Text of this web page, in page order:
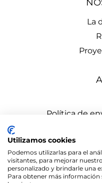
La
Política de
Política
Utilizamos cookies
Podemos utilizarlas para el
visitantes, para mejorar
personalizado y brindarle una
Para obtener más información